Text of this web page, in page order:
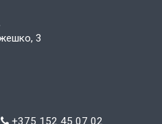
3
+375 152 45 07 02